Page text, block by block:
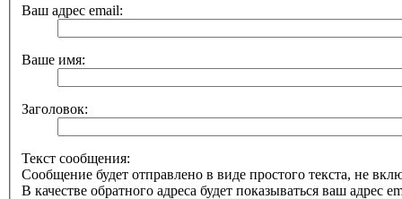
Ваш адрес email:
Ваше имя:
Заголовок:
Текст сообщения:
Сообщение будет отправлено в виде простого текста, не
В качестве обратного адреса будет показываться ваш адрес